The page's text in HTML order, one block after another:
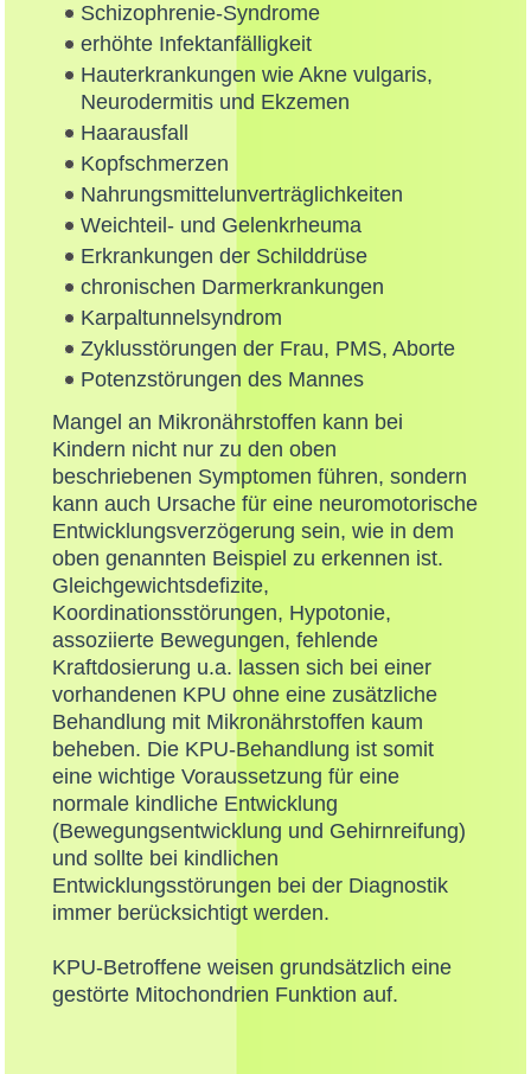
Schizophrenie-Syndrome
erhöhte Infektanfälligkeit
Hauterkrankungen wie Akne vulgaris,
Neurodermitis und Ekzemen
Haarausfall
Kopfschmerzen
Nahrungsmittelunverträglichkeiten
Weichteil- und Gelenkrheuma
Erkrankungen der Schilddrüse
chronischen Darmerkrankungen
Karpaltunnelsyndrom
Zyklusstörungen der Frau, PMS, Aborte
Potenzstörungen des Mannes
Mangel an Mikronährstoffen kann bei
Kindern nicht nur zu den oben
beschriebenen Symptomen führen, sondern
kann auch Ursache für eine neuromotorische
Entwicklungsverzögerung sein, wie in dem
oben genannten Beispiel zu erkennen ist.
Gleichgewichtsdefizite,
Koordinationsstörungen, Hypotonie,
assoziierte Bewegungen, fehlende
Kraftdosierung u.a. lassen sich bei einer
vorhandenen KPU ohne eine zusätzliche
Behandlung mit Mikronährstoffen kaum
beheben. Die KPU-Behandlung ist somit
eine wichtige Voraussetzung für eine
normale kindliche Entwicklung
(Bewegungsentwicklung und Gehirnreifung)
und sollte bei kindlichen
Entwicklungsstörungen bei der Diagnostik
immer berücksichtigt werden.
KPU-Betroffene weisen grundsätzlich eine
gestörte Mitochondrien Funktion auf.